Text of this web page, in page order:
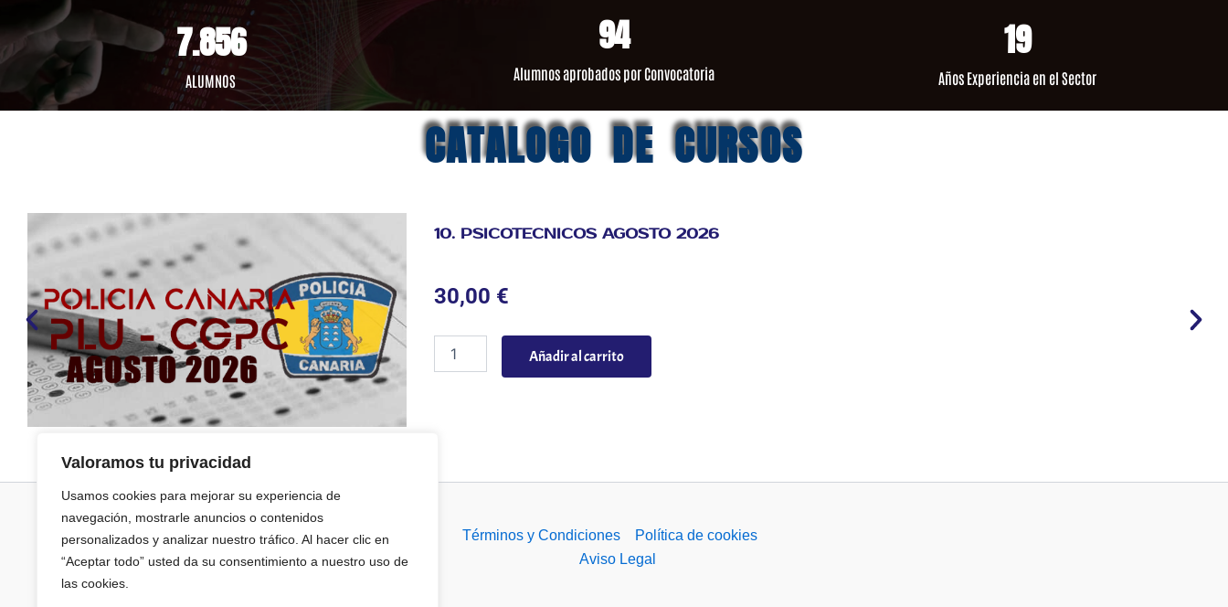
Valoramos tu privacidad
Usamos cookies para mejorar su experiencia de
navegación, mostrarle anuncios o contenidos
personalizados y analizar nuestro tráfico. Al hacer clic en
“Aceptar todo” usted da su consentimiento a nuestro uso de
las cookies.
7.856
ALUMNOS
94
Alumnos aprobados por Convocatoria
19
Años Experiencia en el Sector
CATALOGO DE CURSOS
10. PSICOTECNICOS AGOSTO 2026
30,00 €
Añadir al carrito
Términos y Condiciones
Política de cookies
Aviso Legal